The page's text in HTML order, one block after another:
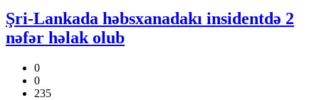
Şri-Lankada həbsxanadakı insidentdə 2
nəfər həlak olub
0
0
235